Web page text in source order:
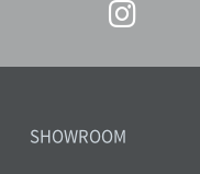
SHOWROOM